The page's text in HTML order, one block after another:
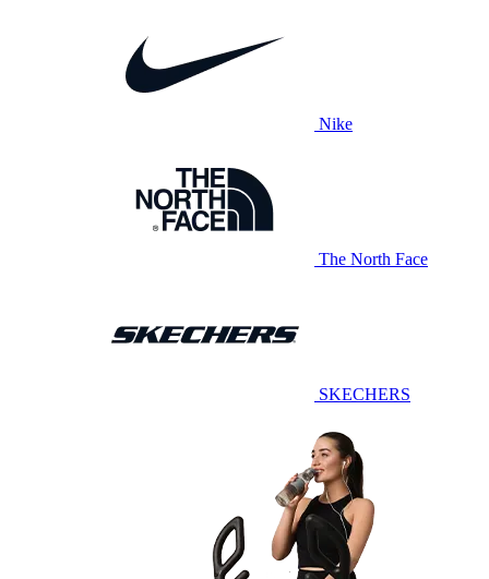
Nike
The North Face
SKECHERS